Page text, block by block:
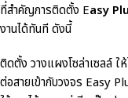
ที่สำคัญการติดตั้ง Easy
งานได้ทันที ดังนี้
ติดตั้ง วางแผงโซล่าเซลล์
ต่อสายเข้ากับวงจร Easy